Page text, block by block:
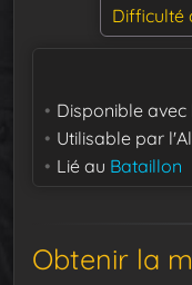
Difficulté
Disponible
Utilisable par
Lié au Bataillon
Obtenir la